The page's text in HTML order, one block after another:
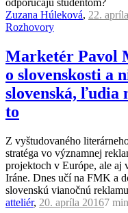
Zuzana Húleková, 22.
Rozhovory
Marketér Pavol
o slovenskosti a
slovenská, ľudia
to
Z vyštudovaného
stratéga vo významnej
projektoch v Európe, ale aj
Iráne. Dnes učí na FMK a
slovenskú vianočnú
atteliér, 20. apríla 20167 min